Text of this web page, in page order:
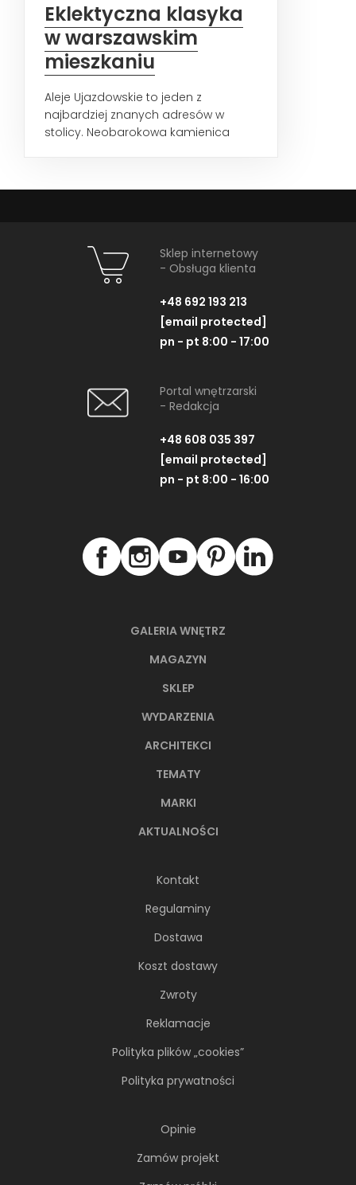
Eklektyczna klasyka
w warszawskim
mieszkaniu
Aleje Ujazdowskie to jeden z
najbardziej znanych adresów w
stolicy. Neobarokowa kamienica
GALERIA WNĘTRZ
MAGAZYN
SKLEP
WYDARZENIA
ARCHITEKCI
TEMATY
MARKI
AKTUALNOŚCI
Kontakt
Regulaminy
Dostawa
Koszt dostawy
Zwroty
Reklamacje
Polityka plików „cookies”
Polityka prywatności
Opinie
Zamów projekt
Sklep internetowy
- Obsługa klienta
+48 692 193 213
[email protected]
pn - pt 8:00 - 17:00
Portal wnętrzarski
- Redakcja
+48 608 035 397
[email protected]
pn - pt 8:00 - 16:00